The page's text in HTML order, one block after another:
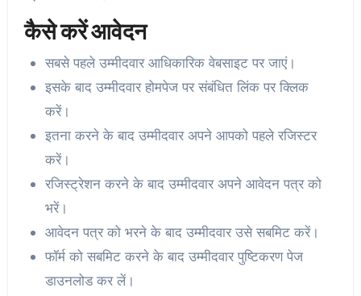
कैसे करें आवेदन
सबसे पहले उम्मीदवार आधिकारिक वेबसाइट पर जाएं।
इसके बाद उम्मीदवार होमपेज पर संबंधित लिंक पर क्लिक
करें।
इतना करने के बाद उम्मीदवार अपने आपको पहले रजिस्टर
करें।
रजिस्ट्रेशन करने के बाद उम्मीदवार अपने आवेदन पत्र को
भरें।
आवेदन पत्र को भरने के बाद उम्मीदवार उसे सबमिट करें।
फॉर्म को सबमिट करने के बाद उम्मीदवार पुष्टिकरण पेज
डाउनलोड कर लें।